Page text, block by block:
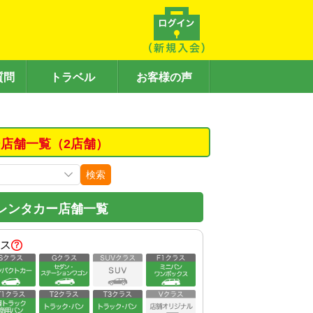
問 トラベル お客様の声
舗一覧（2店舗）
検索
ンタカー店舗一覧